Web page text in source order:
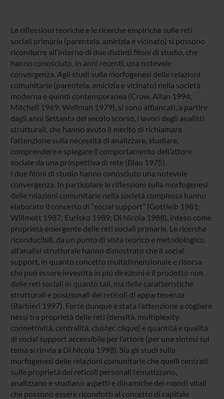
Le riflessioni teoriche e le ricerche empiriche sulle reti
sociali primarie (parentela, amicizia e vicinato) si possono
ricondurre all’interno di due distinti filoni di studio, che
hanno conosciuto, in anni recenti, una notevole
convergenza. Agli studi sulla morfogenesi delle relazioni
comunitarie (parentela, amicizia e vicinato) nella società
moderna e quindi contemporanea (Crow, Allan 1994;
Mitchell 1969; Wellman 1979), si sono affiancati, a partire
dagli anni Settanta del secolo scorso, i lavori degli analisti
strutturali, che hanno avuto il merito di richiamare
l’attenzione sulla necessità di analizzare, studiare,
comprendere e spiegare il comportamento dell’attore
sociale da una prospettiva di rete (Blau 1975).
I due filoni di studio hanno conosciuto una notevole
convergenza. In particolare le riflessioni sulla morfogenesi
delle relazioni comunitarie nella società complessa hanno
elaborato il concetto di “social support” (Gottleib 1981;
Willmott 1987; Eurisko 1989; Di Nicola 1988), inteso come
proprietà emergente delle reti sociali primarie. Le ricerche
riconducibili, da un punto di vista teorico e metodologico,
all’analisi strutturale hanno dimostrato che il social
support, in quanto concetto multidimensionale e risorsa
che può essere investita in più direzioni è il prodotto non
delle reti sociali in quanto tali, ma delle caratteristiche
strutturali e posizionali dei reticoli di appartenenza
(Barbieri 1997). Forte dunque è stata l’attenzione a cogliere
nessi tra proprietà delle reti (densità, multiplexity,
connettività, centralità, cluster, clique) e quantità e qualità
di social support accessibile per l’attore (per una sintesi sul
tema si rinvia a Di Nicola 1998). Sia gli studi sulla
morfogenesi delle relazioni comunitarie che quelli centrati
sulle proprietà dei reticoli personali tematizzano,
analizzano e studiano aspetti e dinamiche dei mondi vitali
che possono essere ricondotti al concetto di capitale